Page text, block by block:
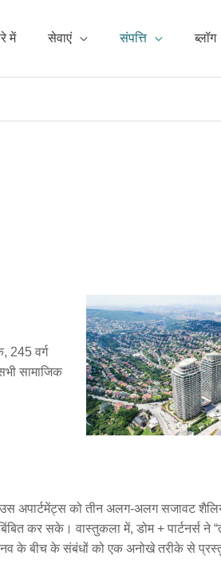
में सेवाएं संपत्ति ब्लॉग
245 वर्ग
सामाजिक
अपार्टमेंट्स को तीन अलग-अलग सजावट
कर सके। वास्तुकला में, डोम + पार्टनर्स ने
के बीच के संबंधों को एक अनोखे तरीके से